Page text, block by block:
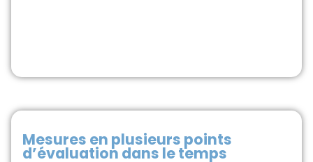
Mesures en plusieurs points
d’évaluation dans le temps